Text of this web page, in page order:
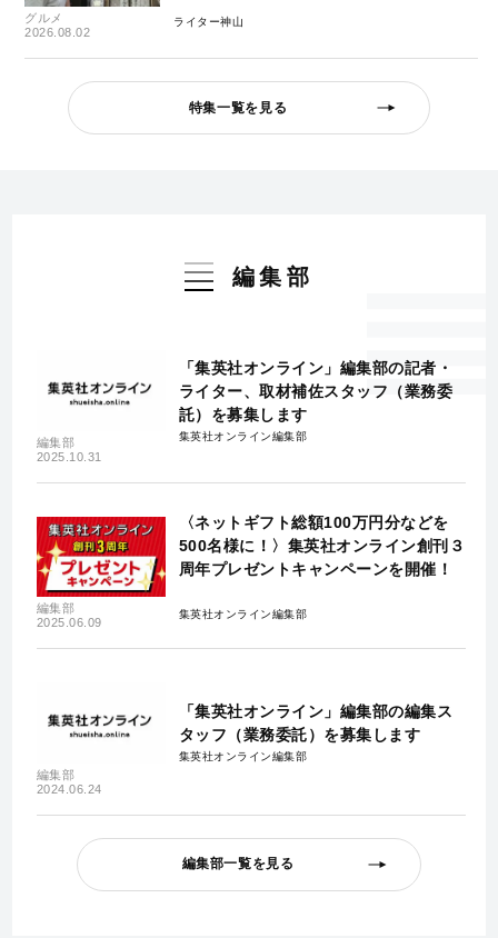
グルメ
2026.08.02
ライター神山
特集一覧を見る
編集部
編集部
2025.10.31
「集英社オンライン」編集部の記者・
ライター、取材補佐スタッフ（業務委
託）を募集します
集英社オンライン編集部
編集部
2025.06.09
〈ネットギフト総額100万円分などを
500名様に！〉集英社オンライン創刊３
周年プレゼントキャンペーンを開催！
集英社オンライン編集部
編集部
2024.06.24
「集英社オンライン」編集部の編集ス
タッフ（業務委託）を募集します
集英社オンライン編集部
編集部一覧を見る